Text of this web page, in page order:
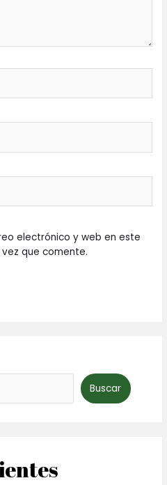
electrónico y web en este
que comente.
Buscar